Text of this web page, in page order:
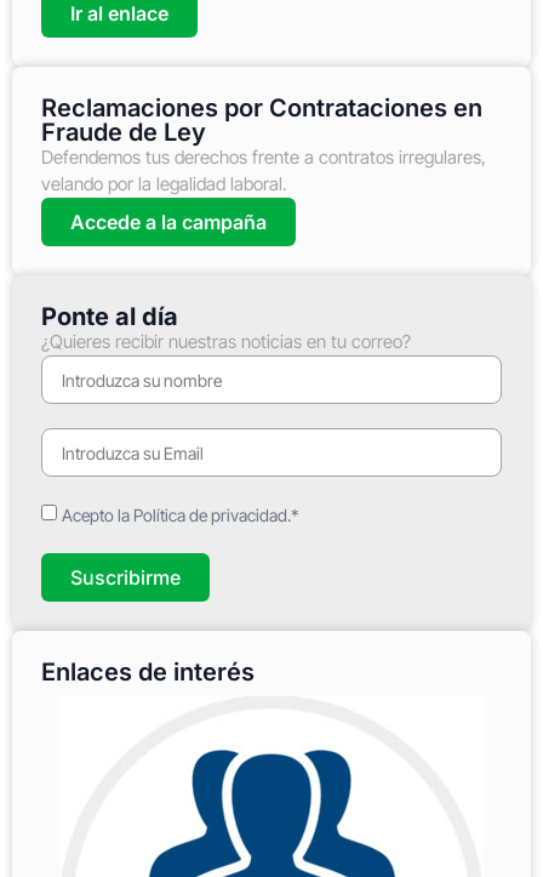
Ir al enlace
Reclamaciones por Contrataciones en
Fraude de Ley
Defendemos tus derechos frente a contratos irregulares,
velando por la legalidad laboral.
Accede a la campaña
Ponte al día
¿Quieres recibir nuestras noticias en tu correo?
Acepto la Política de privacidad.*
Suscribirme
Enlaces de interés